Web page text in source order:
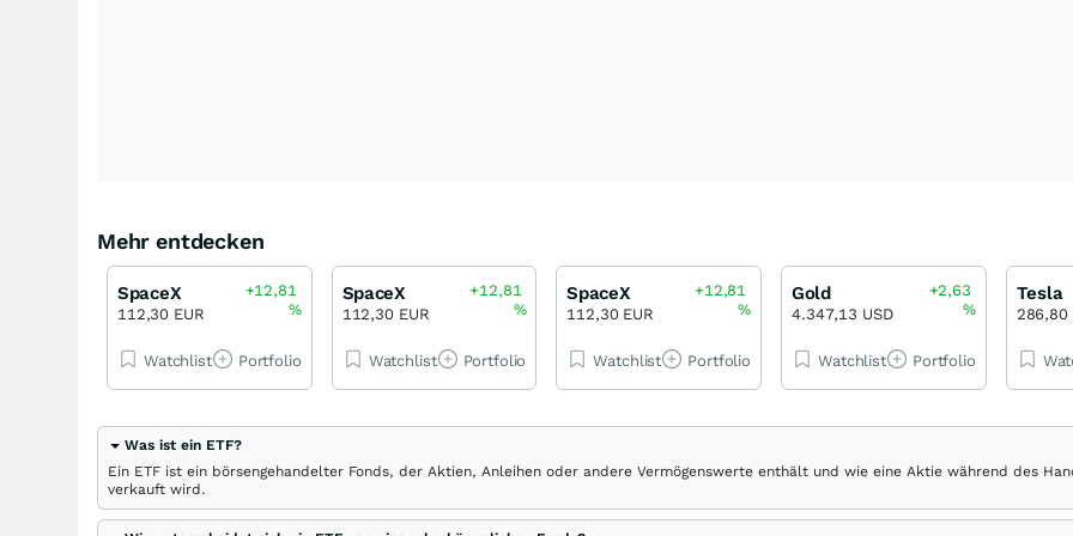
Mehr entdecken
SpaceX
112,30 EUR
+12,81
%
Watchlist Portfolio
SpaceX
112,30 EUR
+12,81
%
Watchlist Portfolio
SpaceX
112,30 EUR
+12,81
%
Watchlist Portfolio
Gold
4.347,13 USD
+2,63
%
Watchlist Portfolio
Tesla
286,80
Was ist ein ETF?
Ein ETF ist ein börsengehandelter Fonds, der Aktien, Anleihen oder andere Vermögenswerte enthält und wie eine Aktie während des
verkauft wird.